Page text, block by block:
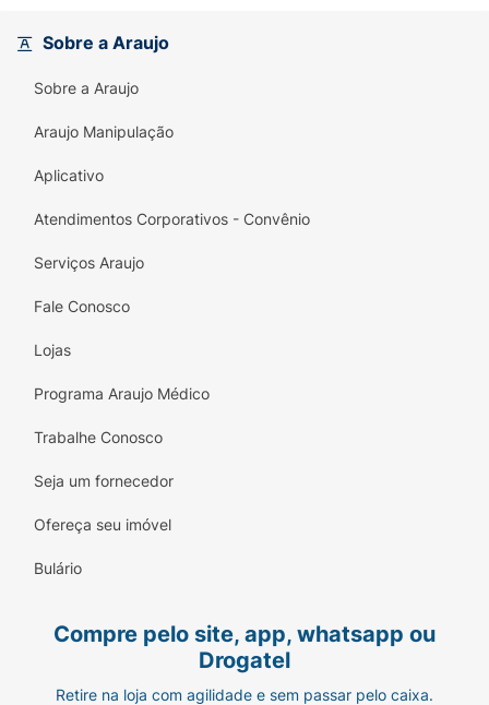
Sobre a Araujo
Sobre a Araujo
Araujo Manipulação
Aplicativo
Atendimentos Corporativos - Convênio
Serviços Araujo
Fale Conosco
Lojas
Programa Araujo Médico
Trabalhe Conosco
Seja um fornecedor
Ofereça seu imóvel
Bulário
Compre pelo site, app, whatsapp ou
Drogatel
Retire na loja com agilidade e sem passar pelo caixa.